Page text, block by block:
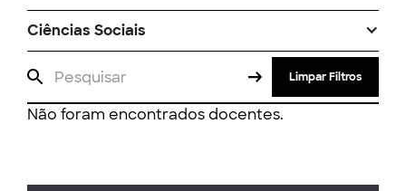
Ciências Sociais
Limpar Filtros
Não foram encontrados docentes.